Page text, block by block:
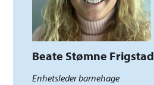
Beate Stømne Frigstad
Enhetsleder barnehage